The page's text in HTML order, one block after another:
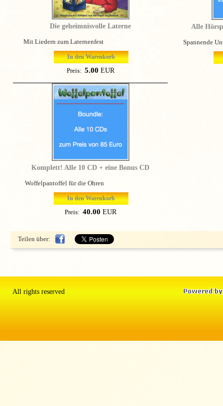
Die geheimnisvolle Laterne
Mit Liedern zum Laternenfest
In den Warenkorb
Preis: 5.00 EUR
Alle
Spannende
Komplett! Alle 10 CD + eine Bonus CD
Woffelpantoffel für die Ohren
In den Warenkorb
Preis: 40.00 EUR
Teilen über:
All rights reserved